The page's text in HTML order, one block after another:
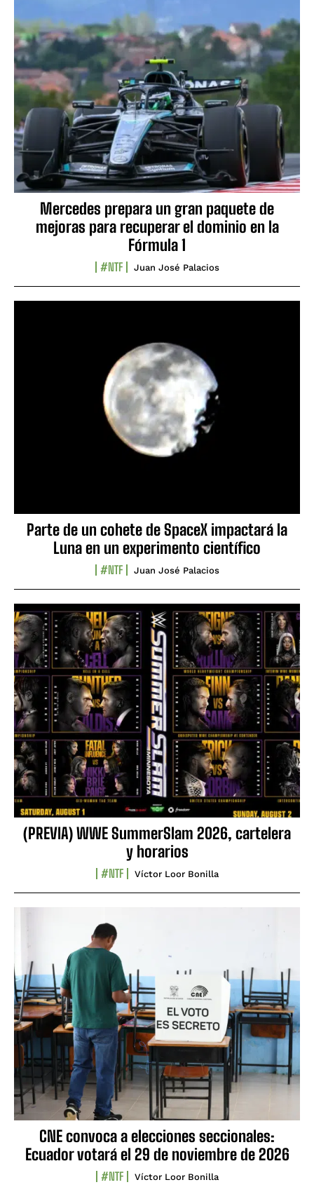
Mercedes prepara un gran paquete de
mejoras para recuperar el dominio en la
Fórmula 1
#NTF Juan José Palacios
Parte de un cohete de SpaceX impactará la
Luna en un experimento científico
#NTF Juan José Palacios
(PREVIA) WWE SummerSlam 2026, cartelera
y horarios
#NTF Víctor Loor Bonilla
CNE convoca a elecciones seccionales:
Ecuador votará el 29 de noviembre de 2026
#NTF Víctor Loor Bonilla